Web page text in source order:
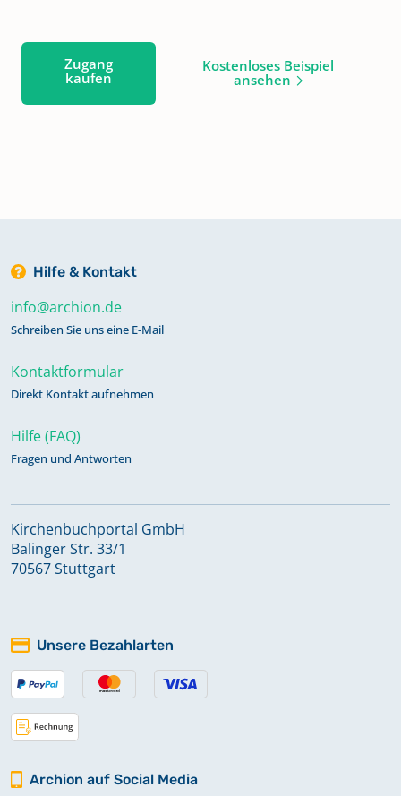
Zugang
kaufen
Kostenloses Beispiel
ansehen
Hilfe & Kontakt
info@archion.de
Schreiben Sie uns eine E-Mail
Kontaktformular
Direkt Kontakt aufnehmen
Hilfe (FAQ)
Fragen und Antworten
Kirchenbuchportal GmbH
Balinger Str. 33/1
70567 Stuttgart
Unsere Bezahlarten
Archion auf Social Media